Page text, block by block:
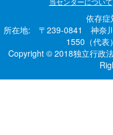
依存症
所在地: 〒239-0841 神奈
1550（代
Copyright © 2018独立行政